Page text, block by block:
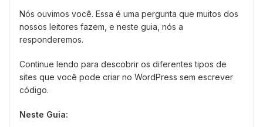
Nós ouvimos você. Essa é uma pergunta que muitos dos
nossos leitores fazem, e neste guia, nós a
responderemos.
Continue lendo para descobrir os diferentes tipos de
sites que você pode criar no WordPress sem escrever
código.
Neste Guia: